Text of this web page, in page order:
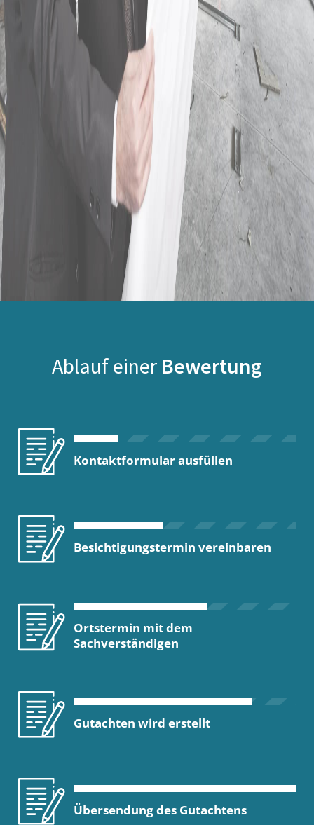
Ablauf einer Bewertung
Kontaktformular ausfüllen
Besichtigungstermin vereinbaren
Ortstermin mit dem
Sachverständigen
Gutachten wird erstellt
Übersendung des Gutachtens